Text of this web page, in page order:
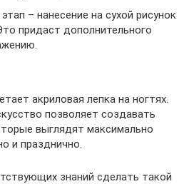
– нанесение на сухой рисунок
придаст дополнительного
акриловая лепка на ногтях.
позволяет создавать
выглядят максимально
и празднично.
знаний сделать такой